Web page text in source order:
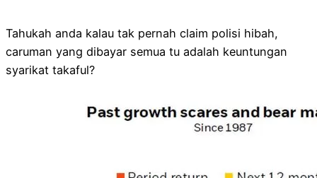
Tahukah anda kalau tak pernah claim polisi hibah,
caruman yang dibayar semua tu adalah keuntungan
syarikat takaful?